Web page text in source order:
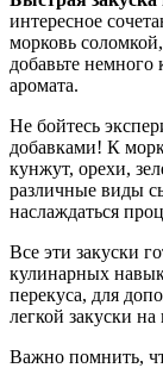
интересное
морковь
добавьте
аромата.
Не бойтесь
добавками! К
кунжут, орехи,
различные виды
наслаждаться
Все эти закуски
кулинарных
перекуса, для
легкой закуски
Важно помнить,